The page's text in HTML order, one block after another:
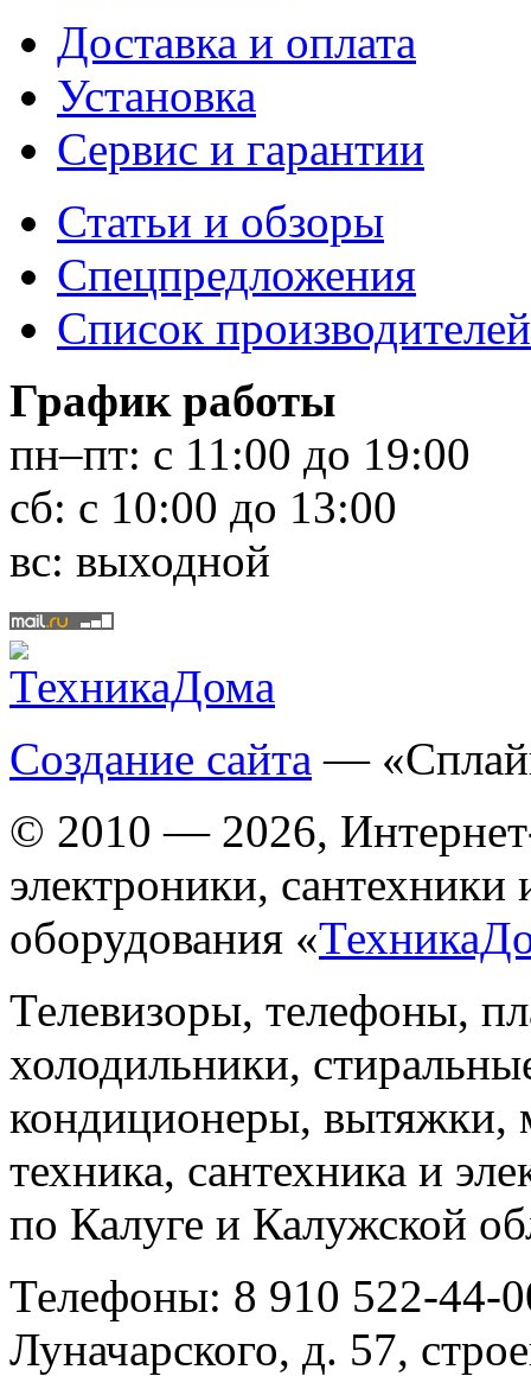
Доставка и оплата
Установка
Сервис и гарантии
Статьи и обзоры
Спецпредложения
Список производителей
График работы
пн–пт: с 11:00 до 19:00
сб: с 10:00 до 13:00
вс: выходной
Создание сайта —
© 2010 — 2026,
электроники, сантехники
оборудования «
Телевизоры, телефоны,
холодильники,
кондиционеры, вытяжки,
техника, сантехника и
по Калуге и Калужской
Телефоны: 8 910 522-44-
Луначарского, д. 57,